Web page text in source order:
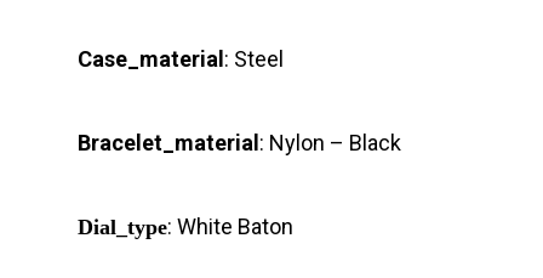
Case_material : Steel
Bracelet_material : Nylon – Black
Dial_type: White Baton